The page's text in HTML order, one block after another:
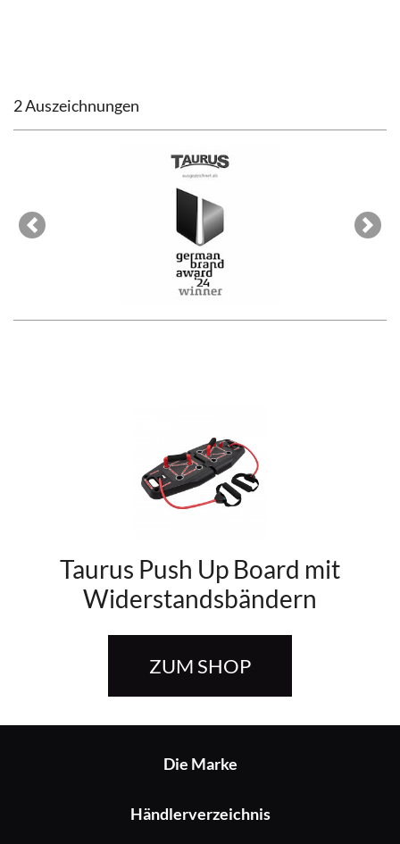
2 Auszeichnungen
Previous Next
Taurus Push Up Board mit
Widerstandsbändern
ZUM SHOP
Die Marke
Händlerverzeichnis